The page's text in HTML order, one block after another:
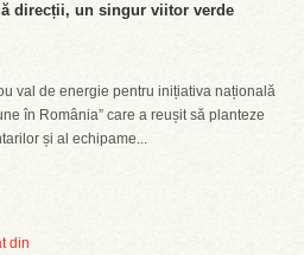
direcții, un singur viitor verde
val de energie pentru inițiativa națională
în România” care a reușit să planteze
și al echipame...